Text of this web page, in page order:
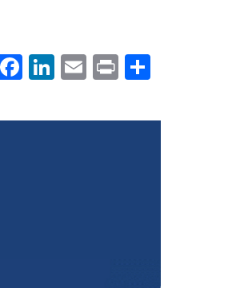
Facebook
LinkedIn
Email
Print